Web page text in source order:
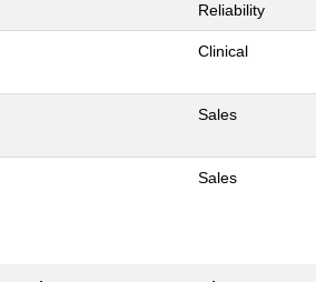
Reliability
Clinical
Sales
Sales